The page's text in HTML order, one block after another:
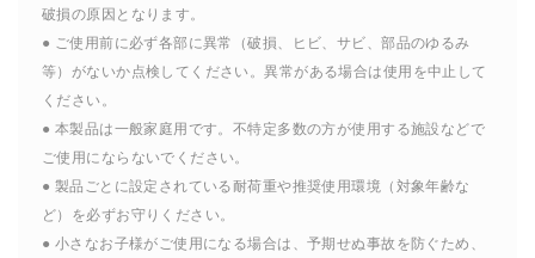
破損の原因となります。
● ご使用前に必ず各部に異常（破損、ヒビ、サビ、部品のゆるみ
等）がないか点検してください。異常がある場合は使用を中止して
ください。
● 本製品は一般家庭用です。不特定多数の方が使用する施設などで
ご使用にならないでください。
● 製品ごとに設定されている耐荷重や推奨使用環境（対象年齢な
ど）を必ずお守りください。
● 小さなお子様がご使用になる場合は、予期せぬ事故を防ぐため、